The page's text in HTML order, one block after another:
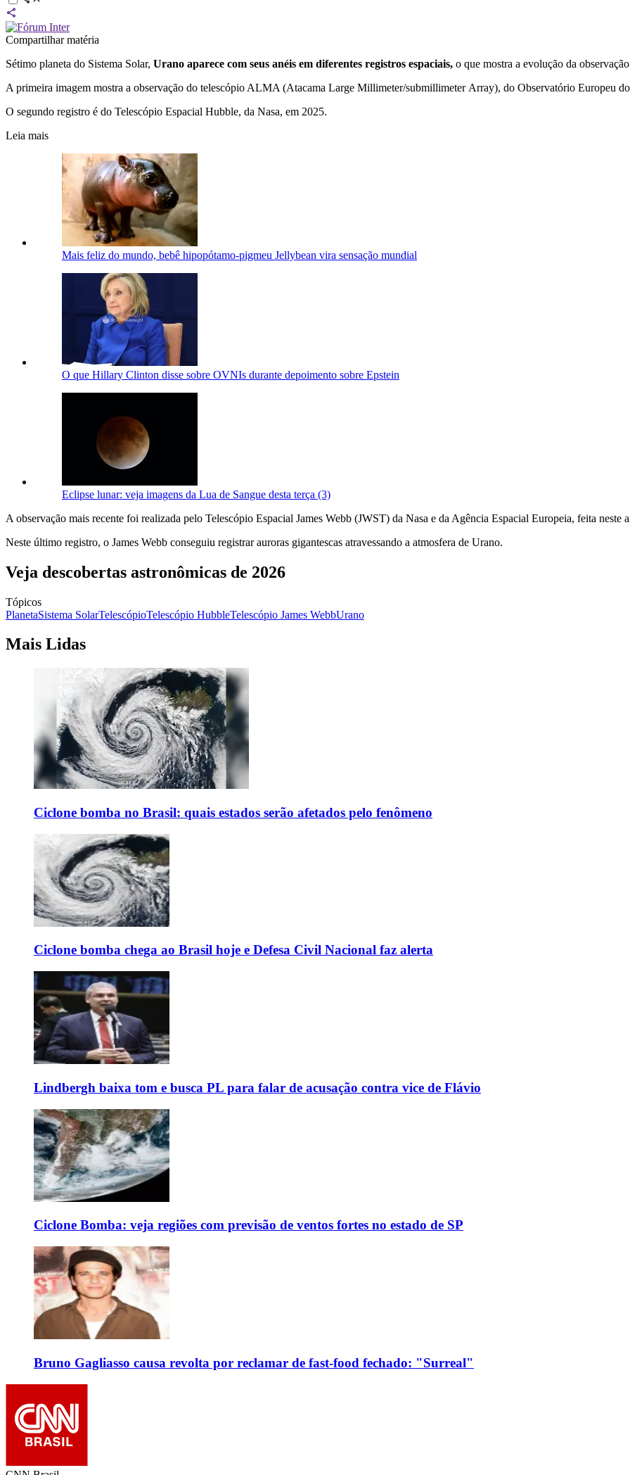
Compartilhar matéria
Sétimo planeta do Sistema Solar, Urano aparece com seus anéis em diferentes registros espaciais, o que mostra a evolução da
A primeira imagem mostra a observação do telescópio ALMA (Atacama Large Millimeter/submillimeter Array), do Observatório Europeu
O segundo registro é do Telescópio Espacial Hubble, da Nasa, em 2025.
Leia mais
Mais feliz do mundo, bebê hipopótamo-pigmeu Jellybean vira sensação mundial
O que Hillary Clinton disse sobre OVNIs durante depoimento sobre Epstein
Eclipse lunar: veja imagens da Lua de Sangue desta terça (3)
A observação mais recente foi realizada pelo Telescópio Espacial James Webb (JWST) da Nasa e da Agência Espacial Europeia, feita neste
Neste último registro, o James Webb conseguiu registrar auroras gigantescas atravessando a atmosfera de Urano.
Veja descobertas astronômicas de 2026
Tópicos
PlanetaSistema SolarTelescópioTelescópio HubbleTelescópio James WebbUrano
Mais Lidas
Ciclone bomba no Brasil: quais estados serão afetados pelo fenômeno
Ciclone bomba chega ao Brasil hoje e Defesa Civil Nacional faz alerta
Lindbergh baixa tom e busca PL para falar de acusação contra vice de Flávio
Ciclone Bomba: veja regiões com previsão de ventos fortes no estado de SP
Bruno Gagliasso causa revolta por reclamar de fast-food fechado: "Surreal"